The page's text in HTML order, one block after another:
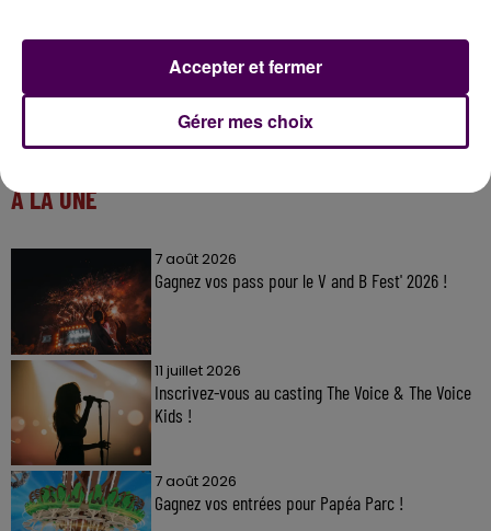
À LA UNE
7 août 2026
Gagnez vos pass pour le V and B Fest' 2026 !
11 juillet 2026
Inscrivez-vous au casting The Voice & The Voice
Kids !
7 août 2026
Gagnez vos entrées pour Papéa Parc !
Gérer mes choix
Accepter et fermer